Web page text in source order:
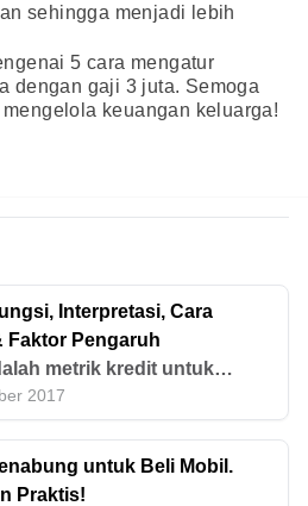
sehingga menjadi lebih
5 cara mengatur
dengan gaji 3 juta. Semoga
keuangan keluarga!
Interpretasi, Cara
Faktor Pengaruh
metrik kredit untuk
kemampuan arus kas suatu
menutup kewajiban
ketahui fungsi hingga
di sini!
2017
untuk Beli Mobil.
Praktis!